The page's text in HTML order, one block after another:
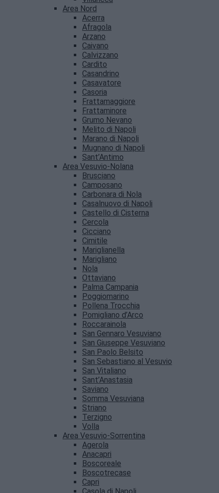
Area Nord
Acerra
Afragola
Arzano
Caivano
Calvizzano
Cardito
Casandrino
Casavatore
Casoria
Frattamaggiore
Frattaminore
Grumo Nevano
Melito di Napoli
Marano di Napoli
Mugnano di Napoli
Sant’Antimo
Area Vesuvio-Nolana
Brusciano
Camposano
Carbonara di Nola
Casalnuovo di Napoli
Castello di Cisterna
Cercola
Cicciano
Cimitile
Mariglianella
Marigliano
Nola
Ottaviano
Palma Campania
Poggiomarino
Pollena Trocchia
Pomigliano d’Arco
Roccarainola
San Gennaro Vesuviano
San Giuseppe Vesuviano
San Paolo Belsito
San Sebastiano al Vesuvio
San Vitaliano
Sant’Anastasia
Saviano
Somma Vesuviana
Striano
Terzigno
Volla
Area Vesuvio-Sorrentina
Agerola
Anacapri
Boscoreale
Boscotrecase
Capri